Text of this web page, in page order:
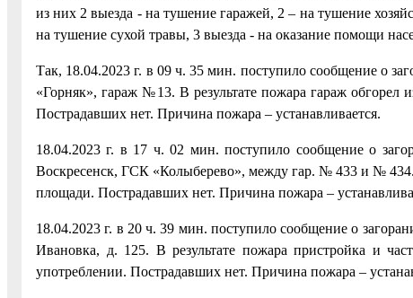
из них 2 выезда - на тушение гаражей, 2 – на тушение
на тушение сухой травы, 3 выезда - на оказание помощи
Так, 18.04.2023 г. в 09 ч. 35 мин. поступило сообщение о
«Горняк», гараж №13. В результате пожара гараж
Пострадавших нет. Причина пожара – устанавливается.
18.04.2023 г. в 17 ч. 02 мин. поступило сообщение о
Воскресенск, ГСК «Колыберево», между гар. № 433 и № 434.
площади. Пострадавших нет. Причина пожара –
18.04.2023 г. в 20 ч. 39 мин. поступило сообщение о
Ивановка, д. 125. В результате пожара пристройка и
употреблении. Пострадавших нет. Причина пожара –